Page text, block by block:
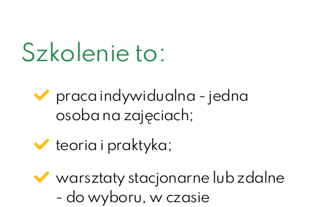
Szkolenie to:
praca indywidualna - jedna
osoba na zajęciach;
teoria i praktyka;​
warsztaty stacjonarne lub zdalne
- do wyboru, w czasie